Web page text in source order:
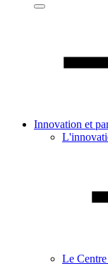
Innovation et
Le